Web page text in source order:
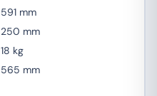
591 mm
250 mm
18 kg
565 mm